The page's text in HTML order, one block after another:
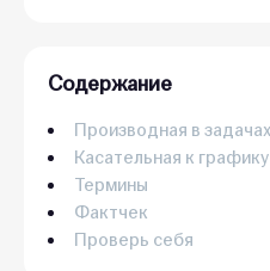
Содержание
Производная в
Касательная к графику
Термины
Фактчек
Проверь себя